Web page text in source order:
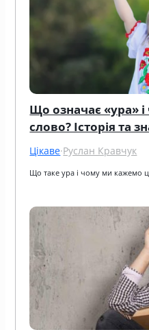
Що означає «ура»
слово? Історія та
Цікаве·Руслан Кравчук
Що таке ура і чому ми кажемо